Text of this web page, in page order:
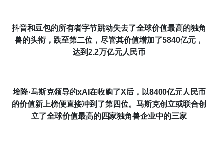
抖音和豆包的所有者字节跳动失去了全球价值最高的独角
兽的头衔，跌至第二位，尽管其价值增加了5840亿元 ，
达到2.2万亿元人民币
埃隆·马斯克领导的xAI 在收购了X后，以8400亿元人民币
的价值新上榜便直接冲到了第四位。马斯克创立或联合创
立了全球价值最高的四家独角兽企业中的三家